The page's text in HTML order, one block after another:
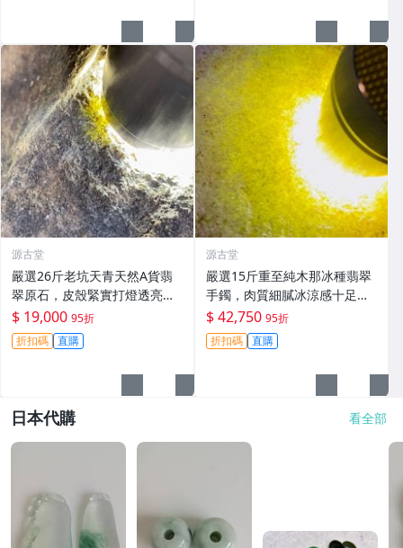
源古堂
嚴選26斤老坑天青天然A貨翡
翠原石，皮殼緊實打燈透亮，
顏色濃郁種水佳，質感飽滿，
適合打造手鏈料，保真可加
工，支持定制#翡翠原石 #A貨
$ 19,000 95折
折扣碼 直購
源古堂
嚴選15斤重至純木那冰種翡翠
手鐲，肉質細膩冰涼感十足，
螢光美不勝收，重量壓手極具
收藏價值。翡翠玉器 翡翠手鏈
冰種翡翠
$ 42,750 95折
折扣碼 直購
日本代購 看全部